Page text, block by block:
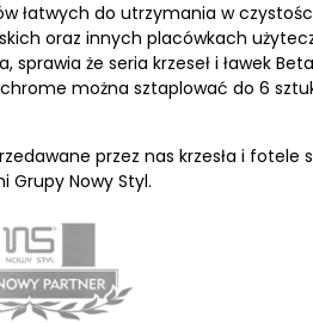
łatwych do utrzymania w
oraz innych placówkach
że seria krzeseł i ławek
można sztaplować do 6
przez nas krzesła i fotele
Grupy Nowy Styl.